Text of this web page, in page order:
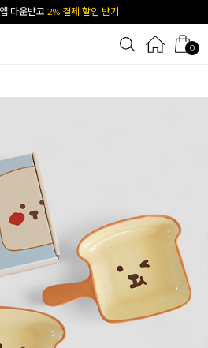
가하면1천원 즉시 할인 쿠폰
0